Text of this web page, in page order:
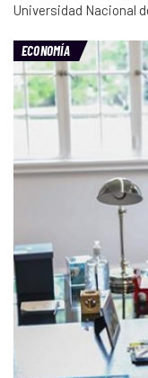
Universidad Nacional
ECONOMÍA